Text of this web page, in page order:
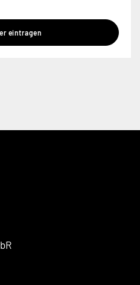
eintragen